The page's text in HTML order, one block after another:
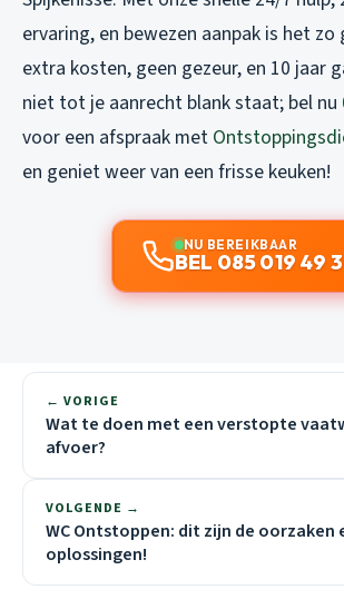
ervaring, en bewezen aanpak is het zo
extra kosten, geen gezeur, en 10 jaar
niet tot je aanrecht blank staat; bel nu
voor een afspraak met
en geniet weer van een frisse keuken!
NU BEREIKBAAR
BEL 085 019 49
← VORIGE
Wat te doen met een verstopte
afvoer?
VOLGENDE →
WC Ontstoppen: dit zijn de oorzaken
oplossingen!